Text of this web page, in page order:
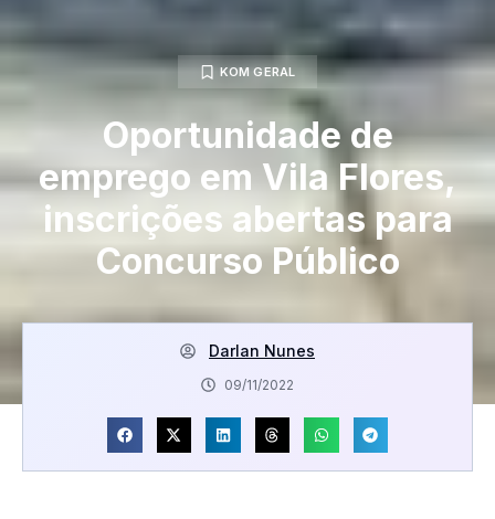
KOM GERAL
Oportunidade de
emprego em Vila Flores,
inscrições abertas para
Concurso Público
Darlan Nunes
09/11/2022